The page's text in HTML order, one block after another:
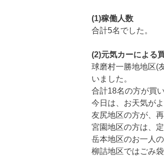
(1)稼働人数
合計5名でした。
(2)元気カーによる
球磨村一勝地地区(
いました。
合計18名の方が買
今日は、お天気が
友尻地区の方が、
宮園地区の方は、
岳本地区のお一人
柳詰地区ではごみ